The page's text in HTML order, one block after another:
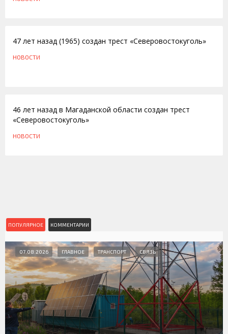
47 лет назад (1965) создан трест «Северовостокуголь»
НОВОСТИ
46 лет назад в Магаданской области создан трест
«Северовостокуголь»
НОВОСТИ
ПОПУЛЯРНОЕ КОММЕНТАРИИ
07.08.2026 ГЛАВНОЕ ТРАНСПОРТ СВЯЗЬ